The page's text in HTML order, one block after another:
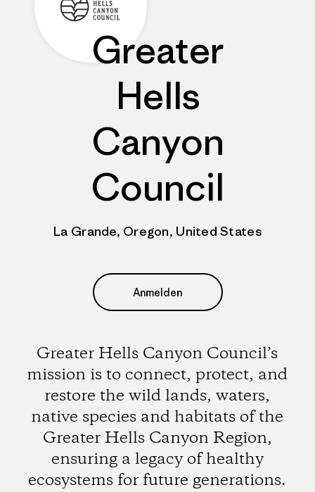
Greater
Hells
Canyon
Council
La Grande, Oregon, United States
Anmelden
Greater Hells Canyon Council’s
mission is to connect, protect, and
restore the wild lands, waters,
native species and habitats of the
Greater Hells Canyon Region,
ensuring a legacy of healthy
ecosystems for future generations.